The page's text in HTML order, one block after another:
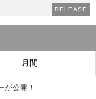
RELEASE
月間
が公開！